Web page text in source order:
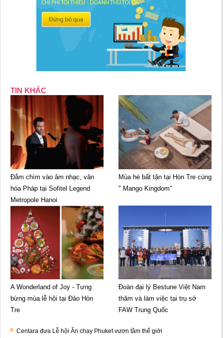
TIN KHÁC
Đắm chìm vào âm nhạc, văn
hóa Pháp tại Sofitel Legend
Metropole Hanoi
Mùa hè bất tận tại Hòn Tre cùng
" Mango Kingdom"
A Wonderland of Joy - Tưng
bừng mùa lễ hội tại Đảo Hòn
Tre
Đoàn đại lý Bestune Việt Nam
thăm và làm việc tại trụ sở
FAW Trung Quốc
Centara đưa Lễ hội Ăn chay Phuket vươn tầm thế giới